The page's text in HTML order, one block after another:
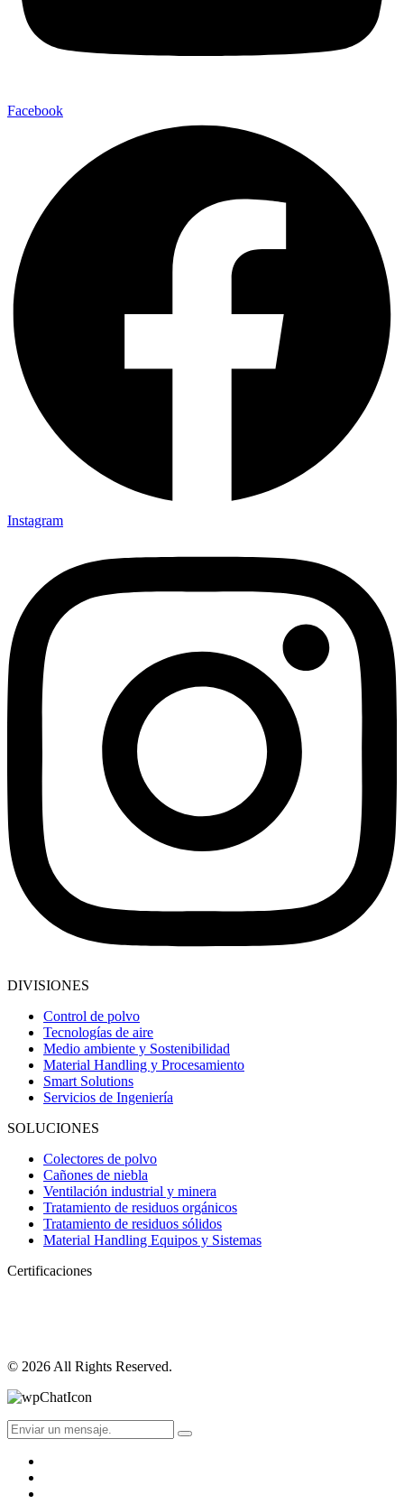
Facebook
Instagram
DIVISIONES
Control de polvo
Tecnologías de aire
Medio ambiente y Sostenibilidad
Material Handling y Procesamiento
Smart Solutions
Servicios de Ingeniería
SOLUCIONES
Colectores de polvo
Cañones de niebla
Ventilación industrial y minera
Tratamiento de residuos orgánicos
Tratamiento de residuos sólidos
Material Handling Equipos y Sistemas
Certificaciones
© 2026 All Rights Reserved.